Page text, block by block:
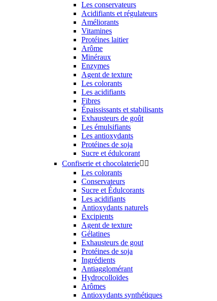
Les conservateurs
Acidifiants et régulateurs
Améliorants
Vitamines
Protéines laitier
Arôme
Minéraux
Enzymes
Agent de texture
Les colorants
Les acidifiants
Fibres
Épaississants et stabilisants
Exhausteurs de goût
Les émulsifiants
Les antioxydants
Protéines de soja
Sucre et édulcorant
Confiserie et chocolaterie 
Les colorants
Conservateurs
Sucre et Édulcorants
Les acidifiants
Antioxydants naturels
Excipients
Agent de texture
Gélatines
Exhausteurs de gout
Protéines de soja
Ingrédients
Antiagglomérant
Hydrocolloïdes
Arômes
Antioxydants synthétiques